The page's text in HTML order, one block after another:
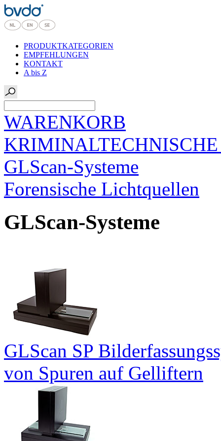
PRODUKTKATEGORIEN
EMPFEHLUNGEN
KONTAKT
A bis Z
WARENKORB
GLScan-Systeme
Forensische Lichtquellen
GLScan-Systeme
GLScan SP
von Spuren auf Gelliftern